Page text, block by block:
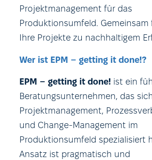
Projektmanagement für das
Produktionsumfeld. Gemeinsam
Ihre Projekte zu nachhaltigem
Wer ist EPM – getting it done!?
EPM – getting it done! ist ein
Beratungsunternehmen, das
Projektmanagement,
und Change-Management im
Produktionsumfeld spezialisiert
Ansatz ist pragmatisch und